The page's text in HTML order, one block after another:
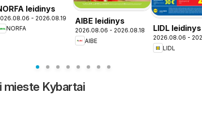
leidinys
- 2026.08.19
NORFA
AIBE leidinys
2026.08.06 - 2026.08.18
AIBE
LIDL
Nauja
Kaune
2026.08.06 -
LIDL
mieste Kybartai